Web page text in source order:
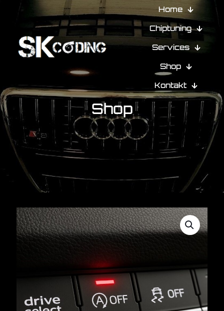
Home
Chiptuning
Services
Shop
Kontakt
Shop